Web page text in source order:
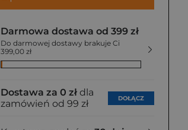
Darmowa dostawa od 399 zł
Do darmowej dostawy brakuje Ci
399,00 zł
Dostawa za 0 zł dla
zamówień od 99 zł
DOŁĄCZ